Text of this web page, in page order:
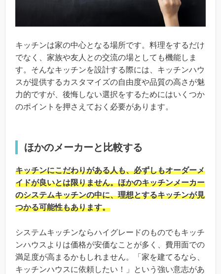
キッチンは家の中心となる場所です。料理をするだけ
でなく、家族や友人との交流の場としても機能しま
す。そんなキッチンを設計する際には、キッチンハウ
スが提供するカスタマイズの自由度や品質の高さが魅
力的ですが、後悔しない選択をするためにはいくつか
のポイントを押さえておく必要があります。
ほかのメーカーと比較する
キッチンにこだわりがある人も、必ずしもオーダーメ
イドが良いとは限りません。ほかのキッチンメーカー
のシステムキッチンの中に、理想とするキッチンが見
つかる可能性もあります。
システムキッチンならハイグレードのものでもキッチ
ンハウスよりは価格が安価なことが多く、費用面での
満足度が高まるかもしれません。「家を建てるなら、
キッチンハウスに依頼したい！」という強い意志があ